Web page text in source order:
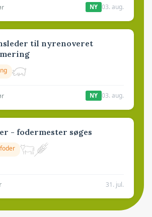
NY 03. aug.
til nyrenoveret
NY 03. aug.
- fodermester søges
31. jul.